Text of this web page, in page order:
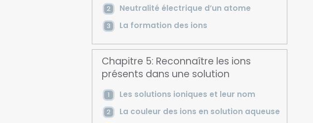
Neutralité électrique d’un atome
La formation des ions
Chapitre 5: Reconnaître les ions
présents dans une solution
Les solutions ioniques et leur nom
La couleur des ions en solution aqueuse